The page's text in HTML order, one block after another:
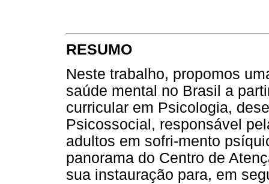
RESUMO
Neste trabalho, propomos
saúde mental no Brasil a
curricular em Psicologia,
Psicossocial, responsável
adultos em sofri-mento
panorama do Centro de
sua instauração para, em